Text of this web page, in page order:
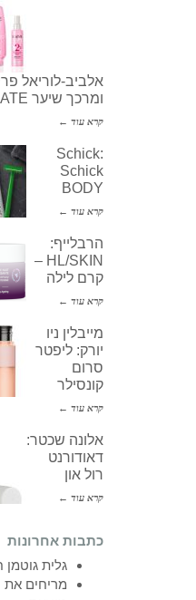
אלביב-לוריאל
ומרכך שיער ULTIMATE
קרא עוד ←
Schick:
Schick
BODY
קרא עוד ←
הרבלייף:
HL/SKIN –
קרם לילה
קרא עוד ←
מייבלין ניו
יורק: ליפטר
סרום
קונסילר
קרא עוד ←
אלונה שכטר:
דאודורנט
רול און
קרא עוד ←
כתבות אחרונות
גלית